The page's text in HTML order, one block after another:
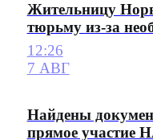
Жительницу
тюрьму из-за
12:26
7 АВГ
Найдены
прямое участие